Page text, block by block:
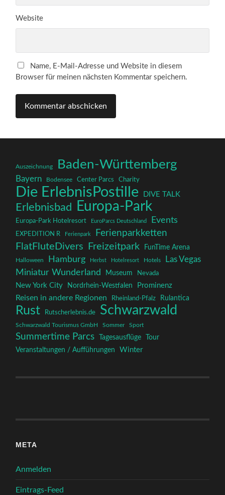
Website
Name, E-Mail-Adresse und Website in diesem
Browser für meinen nächsten Kommentar speichern.
Auszeichnung Baden-Württemberg
Bayern Bodensee Center Parcs Charity
Die ErlebnisPostille DIVE TALK
Erlebnisbad Europa-Park
Europa-Park Hotelresort EuroParcs Deutschland Events
EXPEDITION R Ferienpark Ferienparkketten
FlatFluteDivers Freizeitpark FunTime Arena
Halloween Hamburg Herbst Hotelresort Hotels
Las Vegas
Miniatur Wunderland
Museum Nevada
New York City Nordrhein-Westfalen Prominenz
Reisen in andere Regionen Rheinland-Pfalz Rulantica
Rust Rutscherlebnis.de Schwarzwald
Schwarzwald Tourismus GmbH Sommer Sport
Summertime Parcs Tagesausflüge
Tour
Veranstaltungen / Aufführungen
Winter
META
Anmelden
Eintrags-Feed